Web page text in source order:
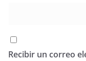
Recibir un correo